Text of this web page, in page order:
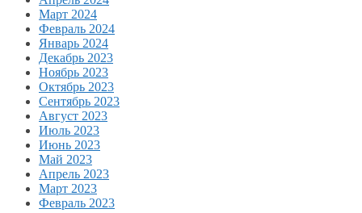
Март 2024
Февраль 2024
Январь 2024
Декабрь 2023
Ноябрь 2023
Октябрь 2023
Сентябрь 2023
Август 2023
Июль 2023
Июнь 2023
Май 2023
Апрель 2023
Март 2023
Февраль 2023